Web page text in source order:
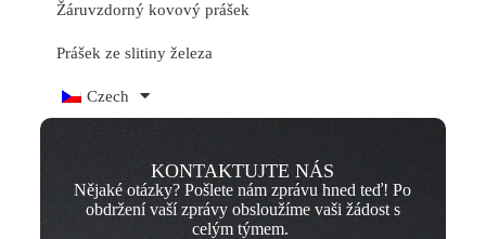
Žáruvzdorný kovový prášek
Prášek ze slitiny železa
Czech
KONTAKTUJTE NÁS
Nějaké otázky? Pošlete nám zprávu hned teď! Po
obdržení vaší zprávy obsloužíme vaši žádost s
celým týmem.